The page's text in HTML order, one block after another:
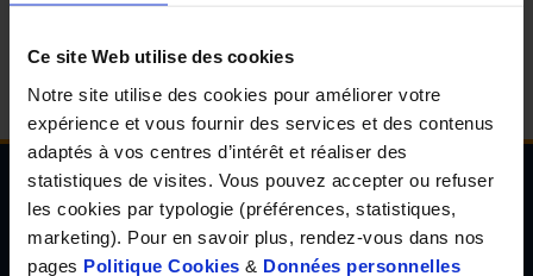
Ce site Web utilise des cookies
Notre site utilise des cookies pour améliorer votre
expérience et vous fournir des services et des contenus
adaptés à vos centres d’intérêt et réaliser des
statistiques de visites. Vous pouvez accepter ou refuser
les cookies par typologie (préférences, statistiques,
marketing). Pour en savoir plus, rendez-vous dans nos
pages Politique Cookies & Données personnelles
Newsletter de l'Observatoire de la santé Visuelle
et Auditive